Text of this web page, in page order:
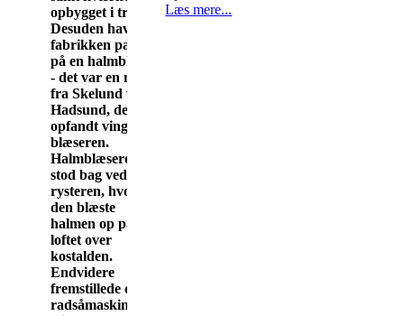
opbygget i træ.
Desuden havde
fabrikken patent
på en halmblæser
- det var en mand
fra Skelund ved
Hadsund, der
opfandt vingen i
blæseren.
Halmblæseren
stod bag ved
rysteren, hvor
den blæste
halmen op på
loftet over
kostalden.
Endvidere
fremstillede de
radsåmaskiner.
Læs mere...